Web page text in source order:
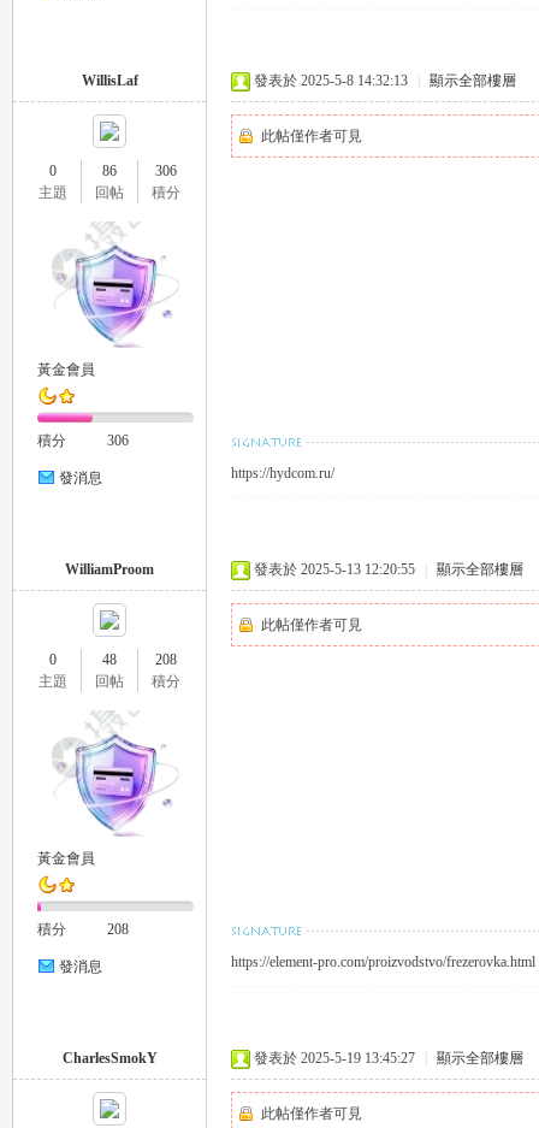
WillisLaf
0
主題
86
回帖
306
積分
黃金會員
積分 306
發消息
發表於 2025-5-8 14:32:13 顯示全部樓層
此帖僅作者可見
https://hydcom.ru/
WilliamProom
0
主題
48
回帖
208
積分
黃金會員
積分 208
發消息
發表於 2025-5-13 12:20:55 顯示全部樓層
此帖僅作者可見
https://element-pro.com/proizvodstvo/frezerovka.html
CharlesSmokY 發表於 2025-5-19 13:45:27 顯示全部樓層
此帖僅作者可見